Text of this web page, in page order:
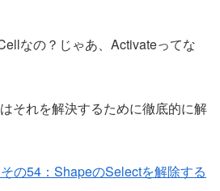
なの？じゃあ、Activateってな
それを解決するために徹底的に解
の54：ShapeのSelectを解除する